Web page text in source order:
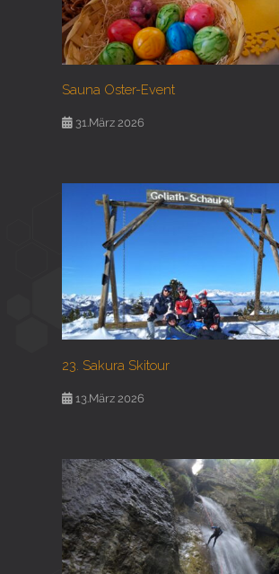
Sauna Oster-Event
31.März 2026
23. Sakura Skitour
13.März 2026